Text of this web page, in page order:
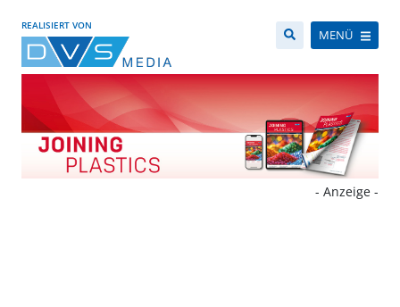
REALISIERT VON
MENÜ
- Anzeige -